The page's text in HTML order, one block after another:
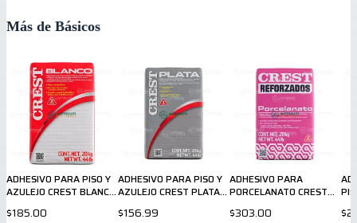
Más de Básicos
ADHESIVO PARA PISO Y
AZULEJO CREST BLANCO
$185.00
ADHESIVO PARA PISO Y
AZULEJO CREST PLATA
$156.99
ADHESIVO PARA
PORCELANATO CREST
$303.00